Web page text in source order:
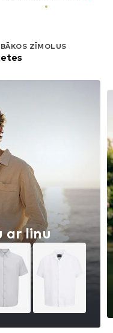
ZĪMOLUS
ar linu